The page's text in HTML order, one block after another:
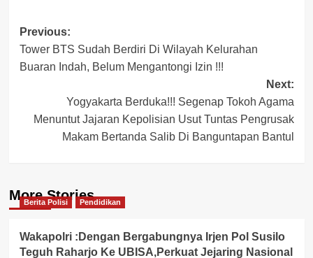
Post
navigation
Previous:
Tower BTS Sudah Berdiri Di Wilayah Kelurahan
Buaran Indah, Belum Mengantongi Izin !!!
Next:
Yogyakarta Berduka!!! Segenap Tokoh Agama
Menuntut Jajaran Kepolisian Usut Tuntas Pengrusak
Makam Bertanda Salib Di Banguntapan Bantul
More Stories
Berita Polisi Pendidikan
Wakapolri :Dengan Bergabungnya Irjen Pol Susilo
Teguh Raharjo Ke UBISA,Perkuat Jejaring Nasional